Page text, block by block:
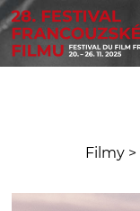
Filmy>